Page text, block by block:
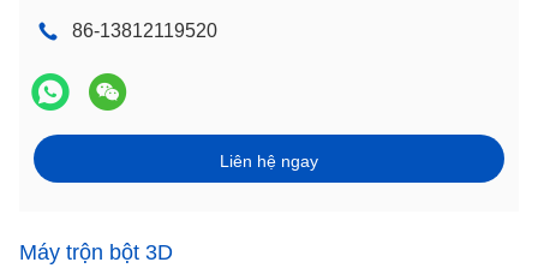
86-13812119520
Liên hệ ngay
Máy trộn bột 3D